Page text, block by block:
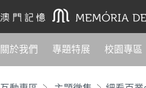
關於我們 專題特展 校園專區